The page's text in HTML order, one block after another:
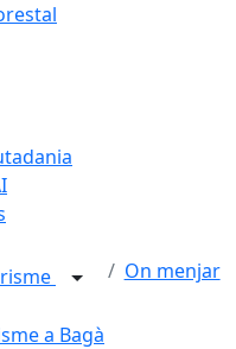
On menjar
a Bagà